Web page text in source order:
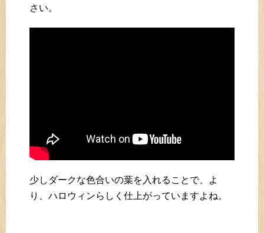
さい。
少しダークな色合いの葉を入れることで、よ
り、ハロウィンらしく仕上がっていますよね。